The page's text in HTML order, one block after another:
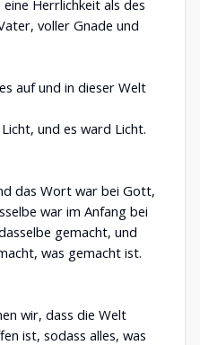
Herrlichkeit als des
voller Gnade und
auf und in dieser Welt
und es ward Licht.
das Wort war bei Gott,
war im Anfang bei
gemacht, und
was gemacht ist.
wir, dass die Welt
ist, sodass alles, was